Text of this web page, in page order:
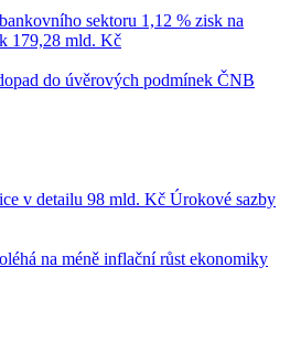
sektoru 1,12 % zisk na
179,28 mld. Kč
do úvěrových podmínek ČNB
v detailu 98 mld. Kč Úrokové sazby
na méně inflační růst ekonomiky